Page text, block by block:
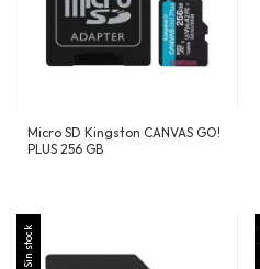
Micro SD Kingston CANVAS GO!
PLUS 256 GB
Sin stock